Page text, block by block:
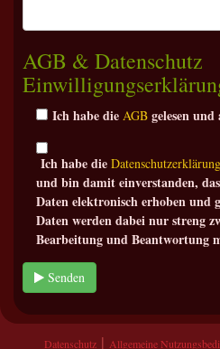
AGB & Datenschutz
Ich habe die AGB gelesen und
Ich habe die Datenschutzerklärung
und bin damit einverstanden,
Daten elektronisch erhoben und
Daten werden dabei nur streng
Bearbeitung und Beantwortung
Senden
Datenschutz| Allgemeine